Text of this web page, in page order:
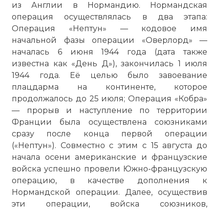
из Англии в Нормандию. Нормандская
операция осуществлялась в два этапа:
Операция «Нептун» — кодовое имя
начальной фазы операции «Оверлорд» —
началась 6 июня 1944 года (дата также
известна как «День Д»), закончилась 1 июля
1944 года. Её целью было завоевание
плацдарма на континенте, которое
продолжалось до 25 июля; Операция «Кобра»
— прорыв и наступление по территории
Франции была осуществлена союзниками
сразу после конца первой операции
(«Нептун»). Совместно с этим с 15 августа до
начала осени американские и французские
войска успешно провели Южно-французскую
операцию, в качестве дополнения к
Нормандской операции. Далее, осуществив
эти операции, войска союзников,